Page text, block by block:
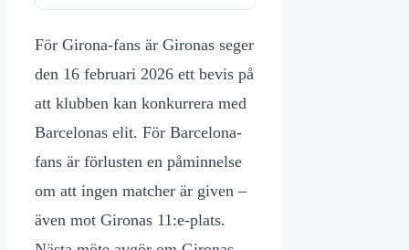
För Girona-fans är Gironas seger
den 16 februari 2026 ett bevis på
att klubben kan konkurrera med
Barcelonas elit. För Barcelona-
fans är förlusten en påminnelse
om att ingen matcher är given –
även mot Gironas 11:e-plats.